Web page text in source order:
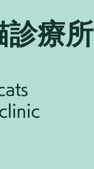
診療所